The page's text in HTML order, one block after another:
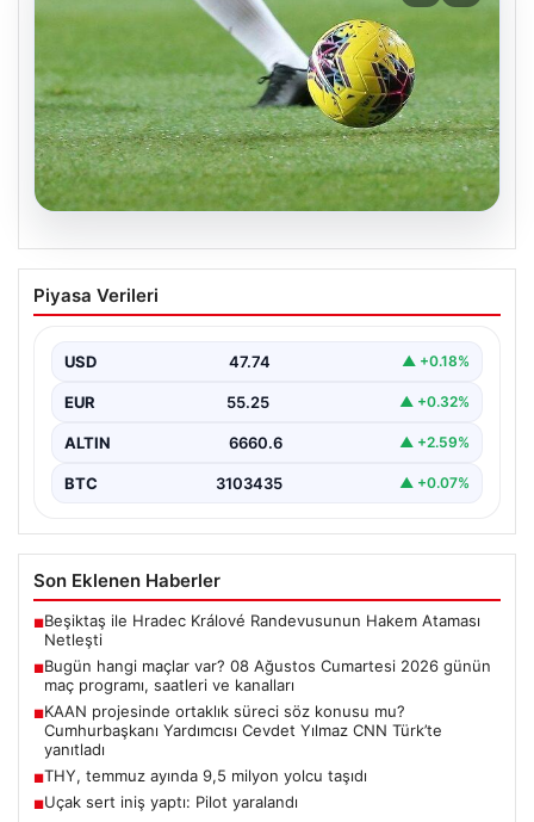
Bugün hangi maçlar var? 08 Ağustos
Cumartesi 2026 günün maç programı,
Piyasa Verileri
USD 47.74 ▲ +0.18%
EUR 55.25 ▲ +0.32%
ALTIN 6660.6 ▲ +2.59%
BTC 3103435 ▲ +0.07%
Son Eklenen Haberler
■Beşiktaş ile Hradec Králové Randevusunun Hakem Ataması
Netleşti
■Bugün hangi maçlar var? 08 Ağustos Cumartesi 2026 günün
maç programı, saatleri ve kanalları
■KAAN projesinde ortaklık süreci söz konusu mu?
Cumhurbaşkanı Yardımcısı Cevdet Yılmaz CNN Türk’te
yanıtladı
■THY, temmuz ayında 9,5 milyon yolcu taşıdı
■Uçak sert iniş yaptı: Pilot yaralandı